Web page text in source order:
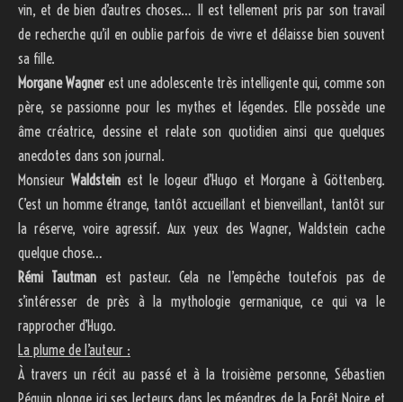
vin, et de bien d’autres choses… Il est tellement pris par son travail
de recherche qu’il en oublie parfois de vivre et délaisse bien souvent
sa fille.
Morgane Wagner est une adolescente très intelligente qui, comme son
père, se passionne pour les mythes et légendes. Elle possède une
âme créatrice, dessine et relate son quotidien ainsi que quelques
anecdotes dans son journal.
Monsieur Waldstein est le logeur d’Hugo et Morgane à Göttenberg.
C’est un homme étrange, tantôt accueillant et bienveillant, tantôt sur
la réserve, voire agressif. Aux yeux des Wagner, Waldstein cache
quelque chose…
Rémi Tautman est pasteur. Cela ne l’empêche toutefois pas de
s’intéresser de près à la mythologie germanique, ce qui va le
rapprocher d’Hugo.
La plume de l’auteur :
À travers un récit au passé et à la troisième personne, Sébastien